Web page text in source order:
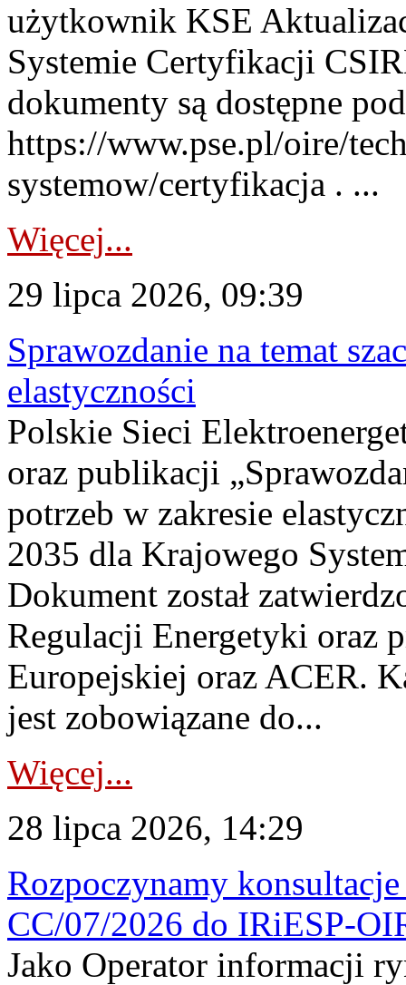
użytkownik KSE
Systemie Certyfikacji
dokumenty są dostępne
https://www.pse.pl/oire/
systemow/certyfikacja . ...
Więcej...
29 lipca 2026, 09:39
Sprawozdanie na temat
elastyczności
Polskie Sieci
oraz publikacji
potrzeb w zakresie
2035 dla Krajowego
Dokument został
Regulacji Energetyki oraz
Europejskiej oraz ACER.
jest zobowiązane do...
Więcej...
28 lipca 2026, 14:29
Rozpoczynamy
CC/07/2026 do IRiESP-
Jako Operator informacji